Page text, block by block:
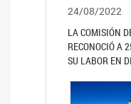
24/08/2022
LA COMISIÓN
RECONOCIÓ A
SU LABOR EN